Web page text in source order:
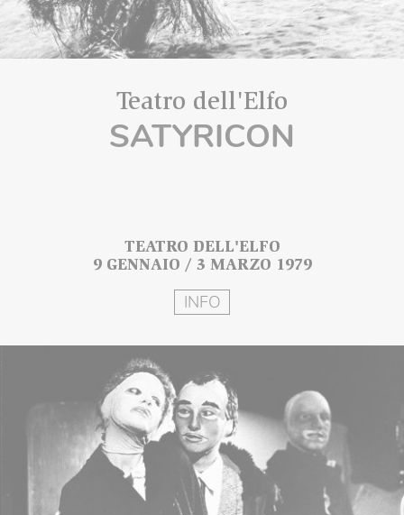
Teatro dell'Elfo
SATYRICON
TEATRO DELL'ELFO
9 GENNAIO / 3 MARZO 1979
INFO